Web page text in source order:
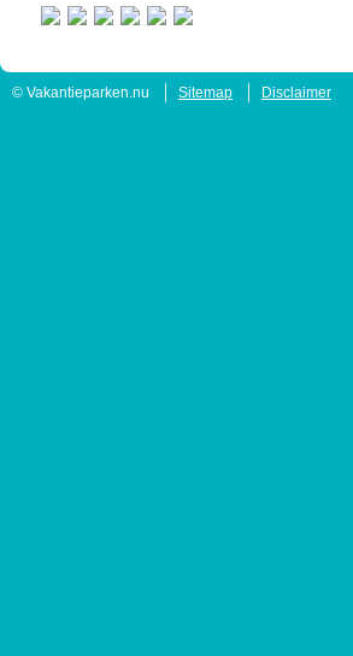
© Vakantieparken.nu Sitemap Disclaimer